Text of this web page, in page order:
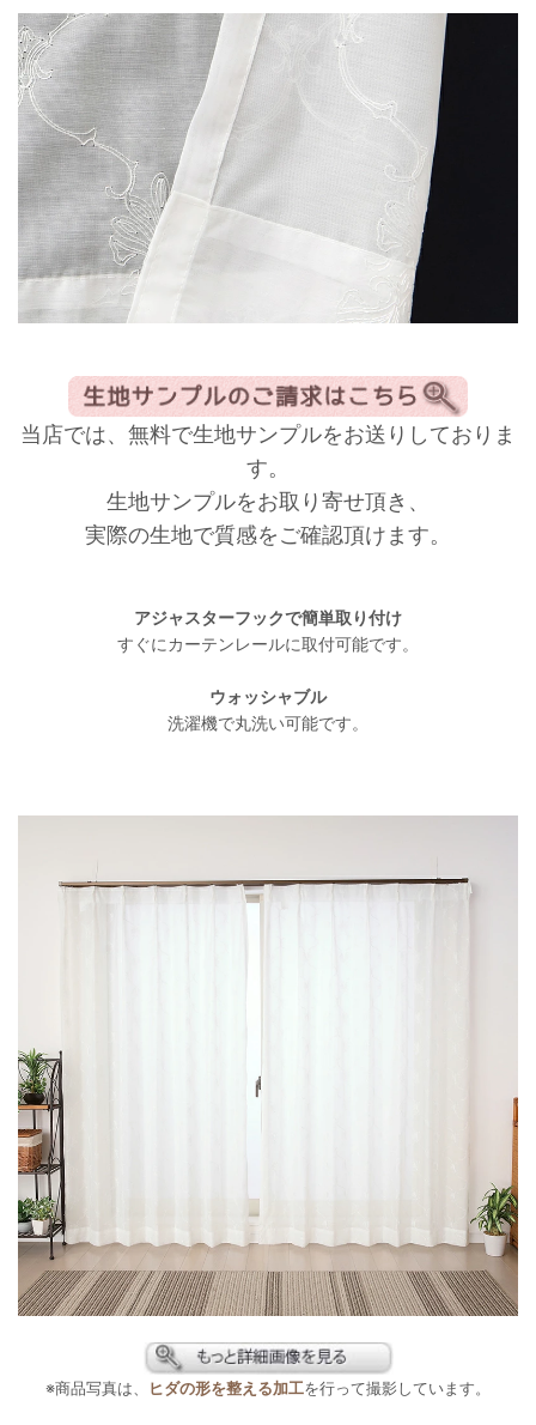
当店では、無料で生地サンプルをお送りしておりま
す。
生地サンプルをお取り寄せ頂き、
実際の生地で質感をご確認頂けます。
アジャスターフックで簡単取り付け
すぐにカーテンレールに取付可能です。
ウォッシャブル
洗濯機で丸洗い可能です。
※商品写真は、 ヒダの形を整える加工を行って撮影しています。